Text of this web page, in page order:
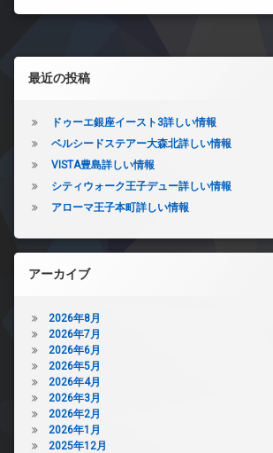
左サイドバー
最近の投稿
ドゥーエ銀座イースト3詳しい情報
ベルシードステアー大森北詳しい情報
VISTA豊島詳しい情報
シティウォーク王子デュー詳しい情報
アローマ王子本町詳しい情報
アーカイブ
2026年8月
2026年7月
2026年6月
2026年5月
2026年4月
2026年3月
2026年2月
2026年1月
2025年12月